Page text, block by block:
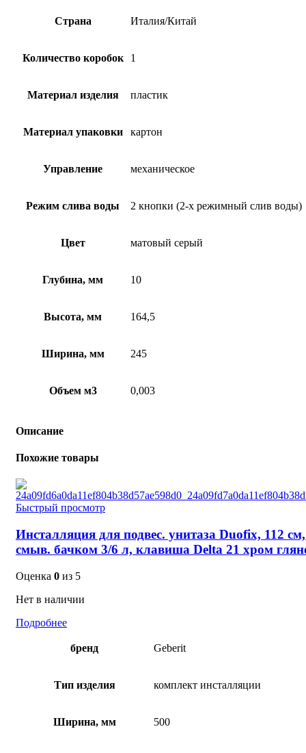
Страна Италия/Китай
Количество коробок 1
Материал изделия пластик
Материал упаковки картон
Управление механическое
Режим слива воды 2 кнопки (2-х режимный слив воды)
Цвет матовый серый
Глубина, мм 10
Высота, мм 164,5
Ширина, мм 245
Объем м3 0,003
Описание
Похожие товары
Быстрый просмотр
Инсталляция для подвес. унитаза Duofix, 112
смыв. бачком 3/6 л, клавиша Delta 21 хром
Оценка 0 из 5
Нет в наличии
Подробнее
бренд Geberit
Тип изделия комплект инсталляции
Ширина, мм 500